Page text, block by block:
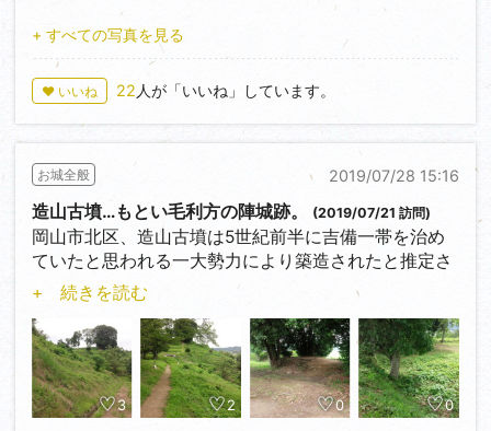
北ノ庄城が落城した四月二十四日の夜半、首の無い武
者の行列が城へ向けて音も無く九十九橋を渡るとい
い、それを見たものは怪死を遂げるという…そんな怪
異を勝家公や死んでいった者達の怨霊と考えたのか、
この地に石の祠を造り、その四月二十四日に福井藩士
を中心に祭礼を行ったのが始まりなのだとか。
他にも勝家、お市、三姉妹の銅像があったり九十九橋
が再現されていたりと見所がたくさん詰まった柴田公
園。
行ってみて本当に良かった…！
その後は福井城本丸跡をチラ見して、丸岡城へ向かい
ました…。
時間の都合上いろいろ見れなかったので、今度は近い
うちに再訪して細かく見てやろうと固く決意した私で
した。
いたのでしょうか？それとも白村江の戦い後、唐や朝
鮮の船団の襲来を想定したものだったのでしょうか？
興味は尽きません。
北門跡を過ぎて礎石建物跡へ。
今でも発掘調査で見つかった礎石の数々をはっきり見
ることが出来ます。確認されているだけで兵舎2棟、
倉庫5棟がありました。礎石の大きさからも、それな
りに太い柱を使用した立派な建物が建っていたと考え
られます。
礎石建物跡からは城内側の道を抜けて鬼城山頂（狼煙
台跡）へ向かうのですが、これがまたしんどかっ
た…。足元もあまり良くないので、登山靴は必須でし
ょう（履いてきてて良かった…）。
またアップダウンも結構あったりするので、整備され
ているとはいえ、やはり山城。油断は禁物です。所々
にマムシ注意とかスズメバチ注意とか書かれた看板も
『謎の古代山城』なのです。
白村江の戦いや他の朝鮮式山城や神籠石式山城との関
連性も含めて、千年以上前の古代ロマンを掻き立てて
くれます。
高まる胸の鼓動を抑えつつマイカーで麓から登ること
が、今回は時間の都合上スルー）
広い駐車場が整備されているのでそこでマイカーを停
め、まずは鬼城山ビジターセンターで情報収集。
無料で展示を見学出来るほか、関係書籍を購入する事
も出来ます。
また、鬼ノ城内にはトイレがないので、登城前には必
ずここで済ませておく事を強くお勧めします！
そしていざ鬼ノ城へ。
整備された遊歩道を歩くこと10分ほどで『学習広場』
へ。ここでは復元された角楼と西門、そして版築土塁
+ すべての写真を見る
♥ いいね 22 人が「いいね」しています。
2019/07/28 15:16
お城全般
造山古墳…もとい毛利方の陣城跡。 (2019/07/21 訪問)
岡山市北区、造山古墳は5世紀前半に吉備一帯を治め
ていたと思われる一大勢力により築造されたと推定さ
れている、全国でも第4位の規模を誇る前方後円墳で
…何故『城びと』なのに古墳を紹介するのか？
実はここ、備中高松城攻めの際に羽柴勢に対抗すべ
+ 続きを読む
3 2 0 0